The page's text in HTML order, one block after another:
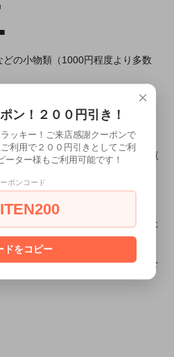
の小物類（1000円程度より多数
（500円より多数販売中！）
う方■
ので、よろしければそちらをご覧
が欲しい！という方■
！最大８０％引きの商品もあった
アコス衣装を着用したイベントを
×
ン！２００円引き！
ッキー！ご来店感謝クーポンで
利用で２００円引きとしてご利
ーター様もご利用可能です！
ポンコード
ドをコピー